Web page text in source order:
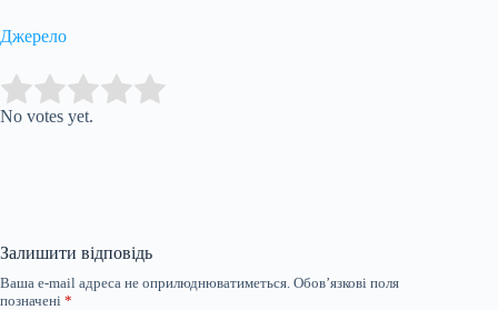
Джерело
Rate this item:
No votes yet.
Залишити відповідь
Ваша e-mail адреса не оприлюднюватиметься. Обов’язкові поля
позначені *